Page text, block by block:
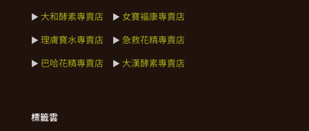
► 大和酵素專賣店 ► 女寶福康專賣店
► 理膚寶水專賣店 ► 急救花精專賣店
► 巴哈花精專賣店 ► 大漢酵素專賣店
標籤雲